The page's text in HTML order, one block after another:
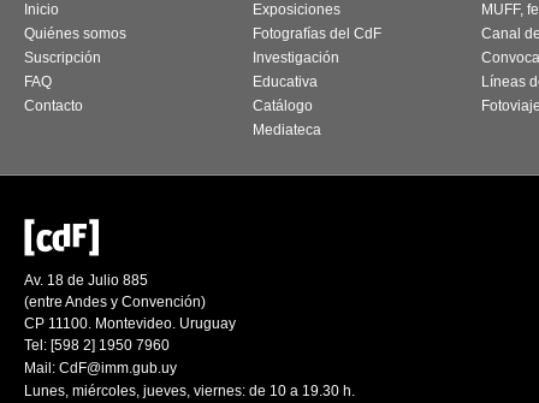
Inicio
Quiénes somos
Suscripción
FAQ
Contacto
Exposiciones
Fotografías del CdF
Investigación
Educativa
Catálogo
Mediateca
MUFF,
Canal
Líneas
Av. 18 de Julio 885
(entre Andes y Convención)
CP 11100. Montevideo. Uruguay
Tel: [598 2] 1950 7960
Mail: CdF@imm.gub.uy
Lunes, miércoles, jueves, viernes: de 10 a 19.30 h.